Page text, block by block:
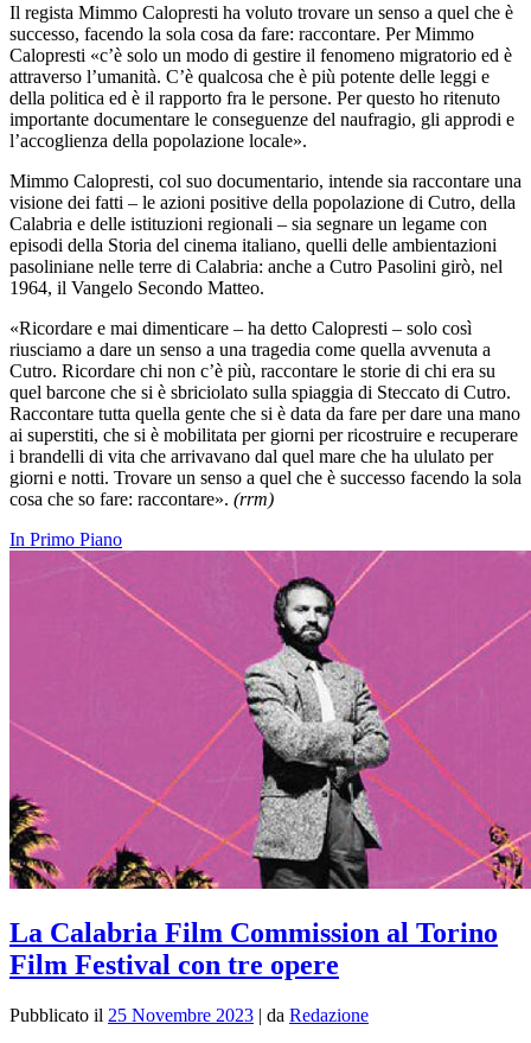
Il regista Mimmo Calopresti ha voluto trovare un senso a quel che è
successo, facendo la sola cosa da fare: raccontare. Per Mimmo
Calopresti «c’è solo un modo di gestire il fenomeno migratorio ed è
attraverso l’umanità. C’è qualcosa che è più potente delle leggi e
della politica ed è il rapporto fra le persone. Per questo ho ritenuto
importante documentare le conseguenze del naufragio, gli approdi e
l’accoglienza della popolazione locale».
Mimmo Calopresti, col suo documentario, intende sia raccontare una
visione dei fatti – le azioni positive della popolazione di Cutro, della
Calabria e delle istituzioni regionali – sia segnare un legame con
episodi della Storia del cinema italiano, quelli delle ambientazioni
pasoliniane nelle terre di Calabria: anche a Cutro Pasolini girò, nel
1964, il Vangelo Secondo Matteo.
«Ricordare e mai dimenticare – ha detto Calopresti – solo così
riusciamo a dare un senso a una tragedia come quella avvenuta a
Cutro. Ricordare chi non c’è più, raccontare le storie di chi era su
quel barcone che si è sbriciolato sulla spiaggia di Steccato di Cutro.
Raccontare tutta quella gente che si è data da fare per dare una mano
ai superstiti, che si è mobilitata per giorni per ricostruire e recuperare
i brandelli di vita che arrivavano dal quel mare che ha ululato per
giorni e notti. Trovare un senso a quel che è successo facendo la sola
cosa che so fare: raccontare». (rrm)
In Primo Piano
La Calabria Film Commission al Torino
Film Festival con tre opere
Pubblicato il 25 Novembre 2023 | da Redazione